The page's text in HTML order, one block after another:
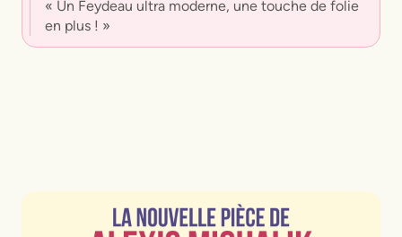
« Un Feydeau ultra moderne, une touche de folie
en plus ! »